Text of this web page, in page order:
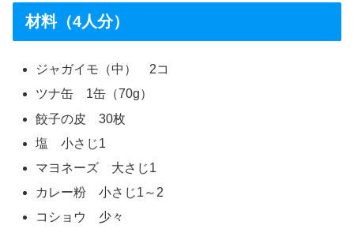
材料（4人分）
ジャガイモ（中） 2コ
ツナ缶 1缶（70g）
餃子の皮 30枚
塩 小さじ1
マヨネーズ 大さじ1
カレー粉 小さじ1～2
コショウ 少々